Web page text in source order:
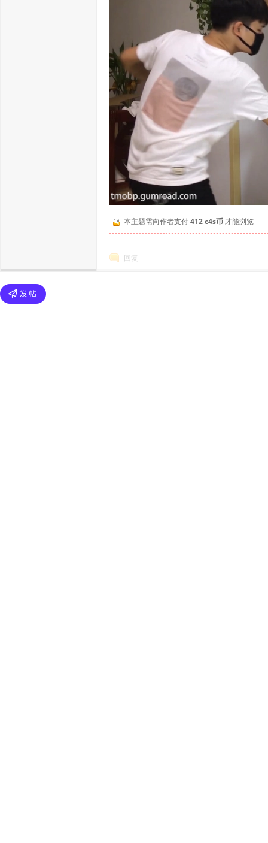
本主题需向作者支付412 c4s币才能浏览
回复